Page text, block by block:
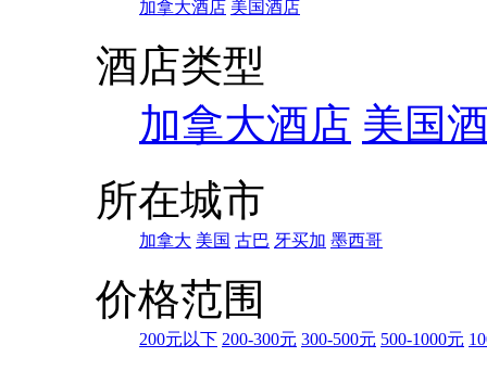
加拿大酒店 美国酒店
酒店类型
加拿大酒店 美国
所在城市
加拿大 美国 古巴 牙买加 墨西哥
价格范围
200元以下 200-300元 300-500元 500-1000元